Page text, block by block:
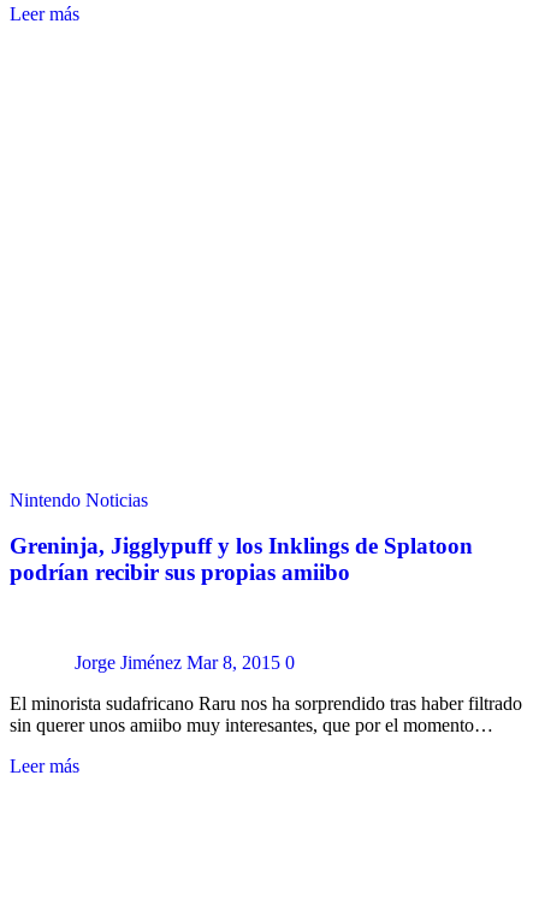
Leer más
Nintendo Noticias
Greninja, Jigglypuff y los Inklings de Splatoon
podrían recibir sus propias amiibo
Jorge Jiménez Mar 8, 2015 0
El minorista sudafricano Raru nos ha sorprendido tras haber filtrado
sin querer unos amiibo muy interesantes, que por el momento…
Leer más